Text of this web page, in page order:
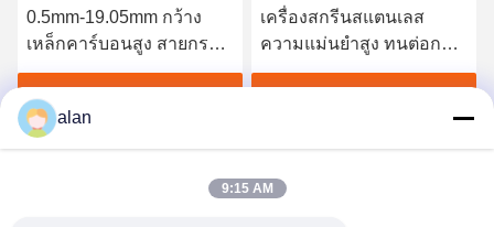
0.5mm-19.05mm กว้าง
เหล็กคาร์บอนสูง สายกรอง
Mesh สําหรับการเหมืองแร่
และการแร่
เครื่องสกรีนสแตนเลส
ความแม่นยําสูง ทนต่อการ
สกัดและการกัดกร่อน
alan
9:15 AM